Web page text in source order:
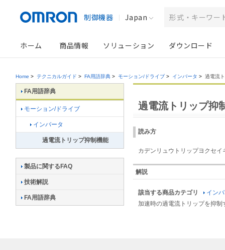
制御機器 Japan
ホーム 商品情報 ソリューション ダウンロード
Home > テクニカルガイド > FA用語辞典 > モーション/ドライブ > インバータ > 過電流
過電流トリップ抑
読み方
カデンリュウトリップヨクセイ
解説
該当する商品カテゴリ
イン
加速時の過電流トリップを抑制
FA用語辞典
モーション/ドライブ
インバータ
過電流トリップ抑制機能
製品に関するFAQ
技術解説
FA用語辞典